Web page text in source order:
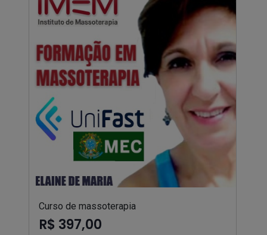
Curso de massoterapia
R$ 397,00